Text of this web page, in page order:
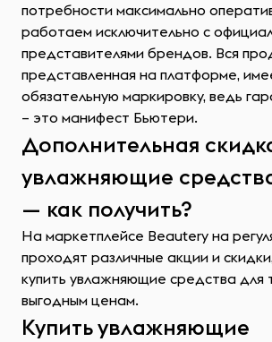
потребности максимально
работаем исключительно с
представителями брендов. Вся
представленная на платформе,
обязательную маркировку, ведь
– это манифест Бьютери.
Дополнительная
увлажняющие
— как получить?
На маркетплейсе Beautery на
проходят различные акции и
купить увлажняющие средства для
выгодным ценам.
Купить увлажняющие